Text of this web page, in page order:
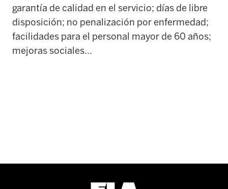
garantía de calidad en el servicio; días de libre
disposición; no penalización por enfermedad;
facilidades para el personal mayor de 60 años;
mejoras sociales...